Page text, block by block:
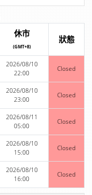
休市
(GMT+8)
狀態
2026/08/10
22:00
Closed
2026/08/10
23:00
Closed
2026/08/11
05:00
Closed
2026/08/10
15:00
Closed
2026/08/10
16:00
Closed